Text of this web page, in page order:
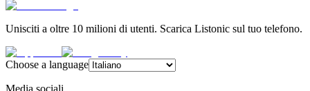
Unisciti a oltre 10 milioni di utenti. Scarica Listonic sul tuo telefono.
Choose a language